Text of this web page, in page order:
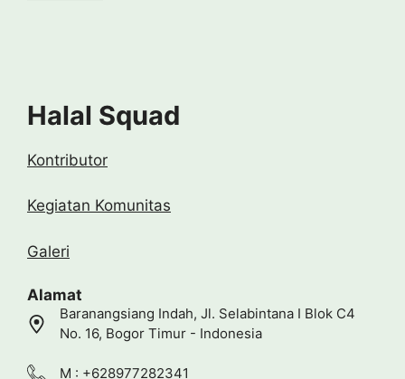
Halal Squad
Kontributor
Kegiatan Komunitas
Galeri
Alamat
Baranangsiang Indah, Jl. Selabintana I Blok C4
No. 16, Bogor Timur - Indonesia
M : +628977282341